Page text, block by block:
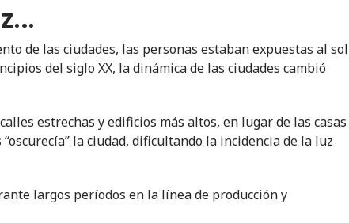
de las ciudades, las personas estaban expuestas al sol
del siglo XX, la dinámica de las ciudades cambió
estrechas y edificios más altos, en lugar de las casas
la ciudad, dificultando la incidencia de la luz
largos períodos en la línea de producción y